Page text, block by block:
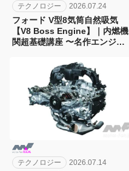
テクノロジー 2026.07.24
フォード V型8気筒自然吸気
【V8 Boss Engine】｜内燃機
関超基礎講座 〜名作エンジン
テクノロジー 2026.07.14